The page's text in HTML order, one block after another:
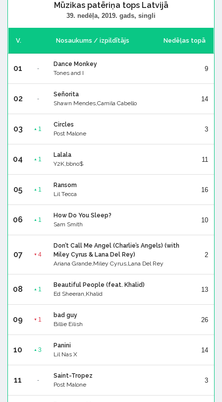
Mūzikas patēriņa tops Latvijā
39. nedēļa, 2019. gads, singli
V. Nosaukums / izpildītājs Nedēļas topā
01 -
Dance Monkey
Tones and I
9
02 -
Señorita
Shawn Mendes,Camila Cabello
14
03 ▲ 1
Circles
Post Malone
3
04 ▲ 1
Lalala
Y2K,bbno$
11
05 ▲ 1
Ransom
Lil Tecca
16
06 ▲ 1
How Do You Sleep?
Sam Smith
10
07 ▼ 4
Don’t Call Me Angel (Charlie’s Angels) (with
Miley Cyrus & Lana Del Rey)
Ariana Grande,Miley Cyrus,Lana Del Rey
2
08 ▲ 1
Beautiful People (feat. Khalid)
Ed Sheeran,Khalid
13
09 ▼ 1
bad guy
Billie Eilish
26
10 ▲ 3
Panini
Lil Nas X
14
11 -
Saint-Tropez
Post Malone
3